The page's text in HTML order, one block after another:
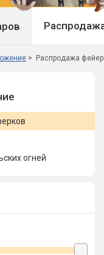
огней
Распродажа
огней